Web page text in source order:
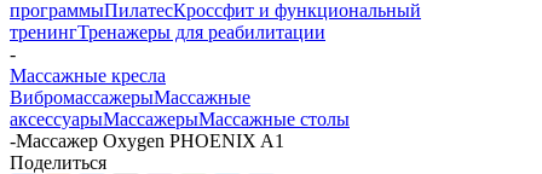
программыПилатесКроссфит и функциональный
тренингТренажеры для реабилитации
-
Массажные кресла
ВибромассажерыМассажные
аксессуарыМассажерыМассажные столы
-Массажер Oxygen PHOENIX A1
Поделиться